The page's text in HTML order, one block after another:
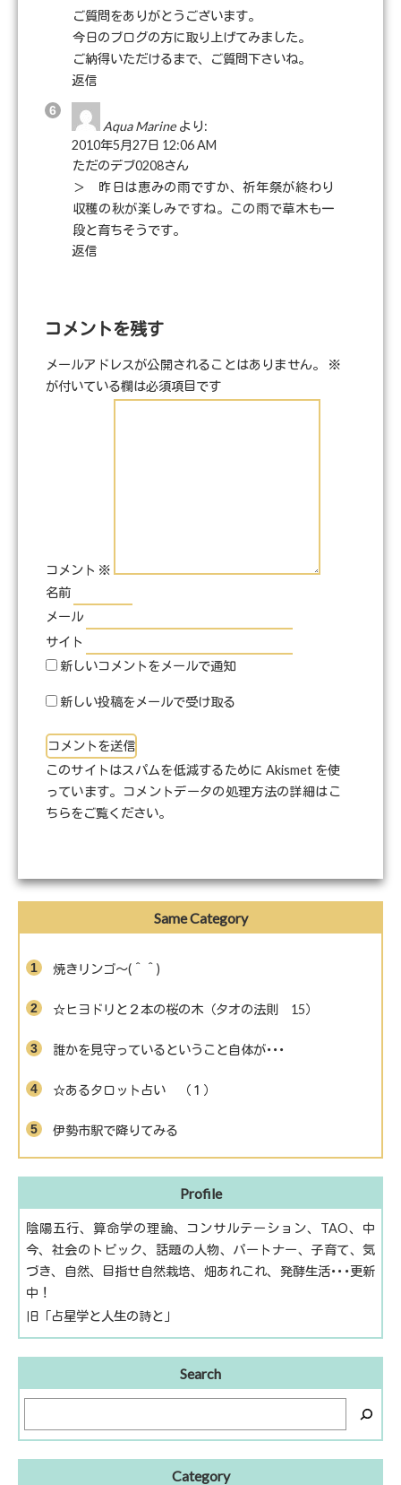
ご質問をありがとうございます。
今日のブログの方に取り上げてみました。
ご納得いただけるまで、ご質問下さいね。
返信
Aqua Marine より:
2010年5月27日 12:06 AM
ただのデブ0208さん
＞ 昨日は恵みの雨ですか、祈年祭が終わり
収穫の秋が楽しみですね。この雨で草木も一
段と育ちそうです。
返信
コメントを残す
メールアドレスが公開されることはありません。
※
が付いている欄は必須項目です
コメント ※
名前
メール
サイト
新しいコメントをメールで通知
新しい投稿をメールで受け取る
このサイトはスパムを低減するために Akismet を使
っています。
コメントデータの処理方法の詳細はこ
ちらをご覧ください。
Same Category
焼きリンゴ～(＾＾)
☆ヒヨドリと２本の桜の木（タオの法則 15）
誰かを見守っているということ自体が･･･
☆あるタロット占い （１）
伊勢市駅で降りてみる
Profile
陰陽五行、算命学の理論、コンサルテーション、TAO、中
今、社会のトピック、話題の人物、パートナー、子育て、気
づき、自然、目指せ自然栽培、畑あれこれ、発酵生活･･･更新
中！
旧「占星学と人生の詩と」
Search
Category